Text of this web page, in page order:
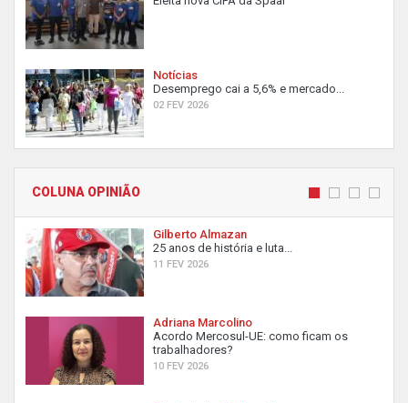
Notícias
Desemprego cai a 5,6% e mercado...
02 FEV 2026
COLUNA OPINIÃO
Gilberto Almazan
25 anos de história e luta...
11 FEV 2026
Adriana Marcolino
Acordo Mercosul-UE: como ficam os
trabalhadores?
10 FEV 2026